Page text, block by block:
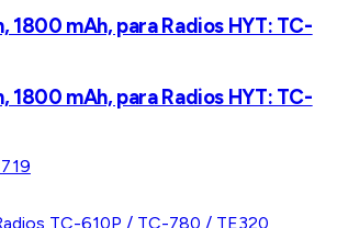
1800 mAh, para Radios HYT: TC-
1800 mAh, para Radios HYT: TC-